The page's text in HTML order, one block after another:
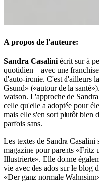
A propos de l'auteure:
Sandra Casalini écrit sur à
quotidien – avec une
d'auto-ironie. C'est d'ailleurs
Gsund» («autour de la
watson. L'approche de
celle qu'elle a adoptée pour
mais elle s'en sort plutôt bien
parfois sans.
Les textes de Sandra Casalini
magazine pour parents «Fritz
Illustrierte». Elle donne
vie avec des ados sur le blog
«Der ganz normale